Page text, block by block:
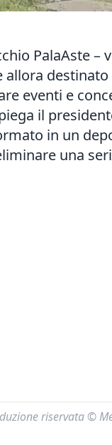
PalaAste –
eventi e
il
in un
una
riservata ©